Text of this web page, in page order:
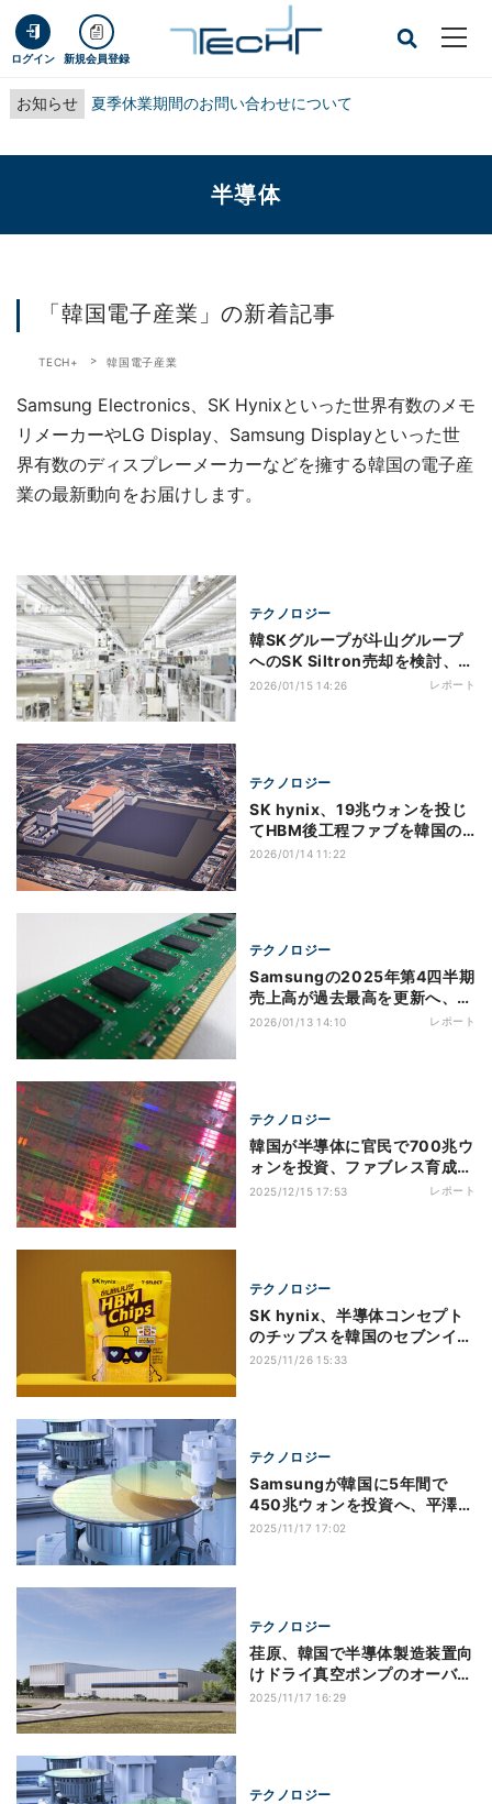
ログイン 新規会員登録
お知らせ 夏季休業期間のお問い合わせについて
半導体
「韓国電子産業」の新着記事
TECH+ 韓国電子産業
Samsung Electronics、SK Hynixといった世界有数のメモ
リメーカーやLG Display、Samsung Displayといった世
界有数のディスプレーメーカーなどを擁する韓国の電子産
業の最新動向をお届けします。
テクノロジー
韓SKグループが斗山グループ
へのSK Siltron売却を検討、海
外メディア報道
2026/01/15 14:26 レポート
テクノロジー
SK hynix、19兆ウォンを投じ
てHBM後工程ファブを韓国の
清州に建設する計画を発表
2026/01/14 11:22
テクノロジー
Samsungの2025年第4四半期
売上高が過去最高を更新へ、
DRAMシェア首位奪還の見通し
2026/01/13 14:10 レポート
テクノロジー
韓国が半導体に官民で700兆ウ
ォンを投資、ファブレス育成に
向けた官民ファウンドリ設立も
2025/12/15 17:53 レポート
テクノロジー
SK hynix、半導体コンセプト
のチップスを韓国のセブンイレ
ブンにて販売
2025/11/26 15:33
テクノロジー
Samsungが韓国に5年間で
450兆ウォンを投資へ、平澤キ
ャンパスに新メモリ工場を建設
2025/11/17 17:02
テクノロジー
荏原、韓国で半導体製造装置向
けドライ真空ポンプのオーバー
ホール新工場建設を計画
2025/11/17 16:29
テクノロジー